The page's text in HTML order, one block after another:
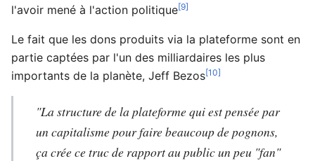
l'avoir mené à l'action politique[9]
Le fait que les dons produits via la plateforme sont en
partie captées par l'un des milliardaires les plus
importants de la planète, Jeff Bezos[10]
"La structure de la plateforme qui est pensée par
un capitalisme pour faire beaucoup de pognons,
ça crée ce truc de rapport au public un peu "fan"